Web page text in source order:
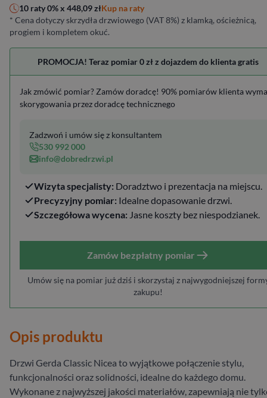
10 raty 0% x 448,09złKup na raty
* Cena dotyczy skrzydła drzwiowego (VAT 8%) z klamką, ościeżnicą,
progiem i kompletem okuć.
PROMOCJA! Teraz pomiar 0 zł z dojazdem do klienta gratis
Jak zmówić pomiar? Zamów doradcę! 90% pomiarów klienta
skorygowania przez doradcę technicznego
Wizyta specjalisty: Doradztwo i prezentacja na miejscu.
Precyzyjny pomiar: Idealne dopasowanie drzwi.
Szczegółowa wycena: Jasne koszty bez niespodzianek.
Zadzwoń i umów się z konsultantem
530 992 000
info@dobredrzwi.pl
Zamów bezpłatny pomiar
Umów się na pomiar już dziś i skorzystaj z najwygodniejszej
zakupu!
Opis produktu
Drzwi Gerda Classic Nicea to wyjątkowe połączenie stylu,
funkcjonalności oraz solidności, idealne do każdego domu.
Wykonane z najwyższej jakości materiałów, zapewniają nie